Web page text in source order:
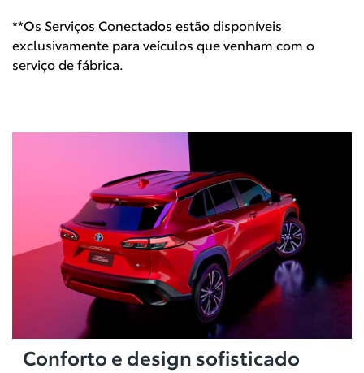
**Os Serviços Conectados estão disponíveis
exclusivamente para veículos que venham com o
serviço de fábrica.
Conforto e design sofisticado